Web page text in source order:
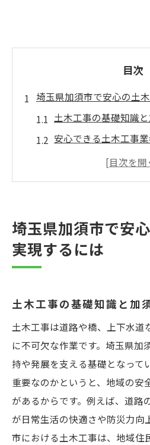
目次
埼玉県加須市で安心の土
土木工事の基礎知識
安心できる土木工事
加須市で信頼される
施工品質と安全性を
土木工事依頼時に確
め
土木工事のプロが語る加須
は
土木工事業者選定時
プロが語る土木工事
解説
土木工事業者選びで
は
埼玉県加須市で安
実現するには
土木工事の基礎知識と加
土木工事は道路や橋、上下水道
に不可欠な作業です。埼玉県加
持や発展を支える基礎となって
重要なのかというと、地域の安
があるからです。例えば、道路
が日常生活の快適さや防災力向
市における土木工事は、地域住